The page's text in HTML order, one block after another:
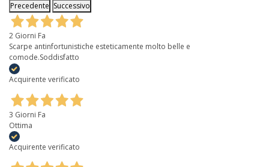
Precedente Successivo
2 Giorni Fa
Scarpe antinfortunistiche esteticamente molto belle e
comode.Soddisfatto
Acquirente verificato
3 Giorni Fa
Ottima
Acquirente verificato